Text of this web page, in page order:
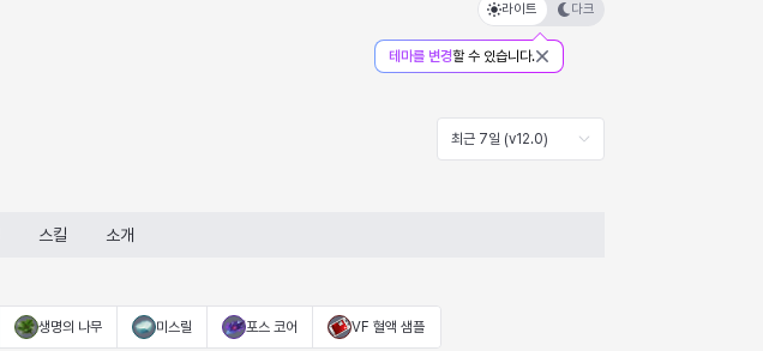
라이트 다크
테마를 변경할 수 있습니다.
최근 7일 (v12.0)
스킬 소개
생명의 나무 미스릴 포스 코어 VF 혈액 샘플